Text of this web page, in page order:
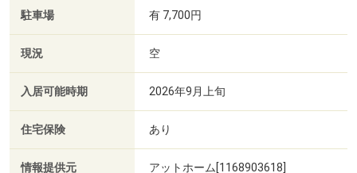
駐車場 有 7,700円
現況 空
入居可能時期 2026年9月上旬
住宅保険 あり
情報提供元 アットホーム[1168903618]